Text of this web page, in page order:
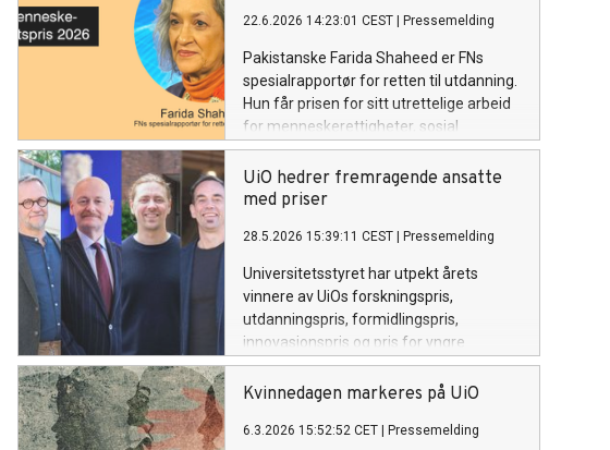
22.6.2026 14:23:01 CEST Pressemelding
Pakistanske Farida Shaheed er FNs
spesialrapportør for retten til utdanning.
Hun får prisen for sitt utrettelige arbeid
for menneskerettigheter, sosial
rettferdighet og likestilling.
UiO hedrer fremragende ansatte
med priser
28.5.2026 15:39:11 CEST Pressemelding
Universitetsstyret har utpekt årets
vinnere av UiOs forskningspris,
utdanningspris, formidlingspris,
innovasjonspris og pris for yngre
forskere.
Kvinnedagen markeres på UiO
6.3.2026 15:52:52 CET Pressemelding